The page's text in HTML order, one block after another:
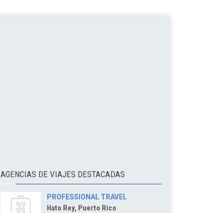
AGENCIAS DE VIAJES DESTACADAS
PROFESSIONAL TRAVEL
Hato Rey, Puerto Rico